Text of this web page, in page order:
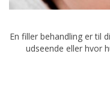
En filler behandling er til
udseende eller hvor